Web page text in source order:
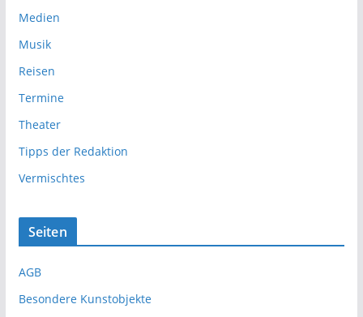
Medien
Musik
Reisen
Termine
Theater
Tipps der Redaktion
Vermischtes
Seiten
AGB
Besondere Kunstobjekte